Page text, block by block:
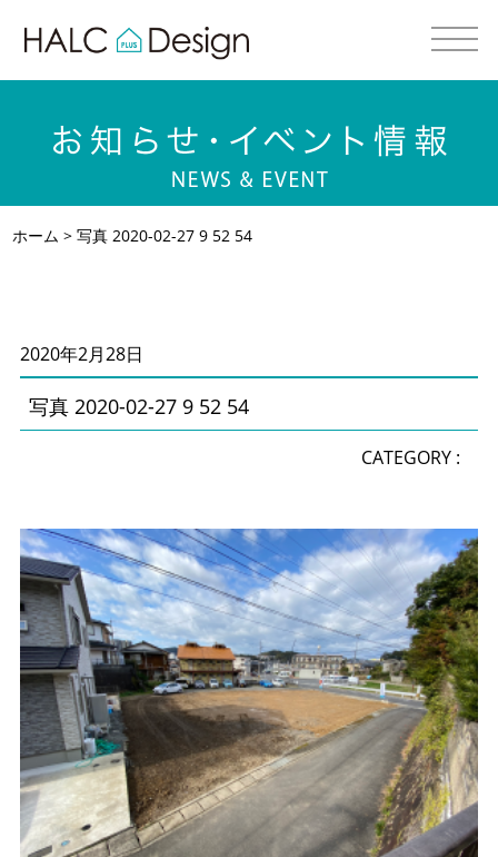
ホーム > 写真 2020-02-27 9 52 54
2020年2月28日
写真 2020-02-27 9 52 54
CATEGORY :